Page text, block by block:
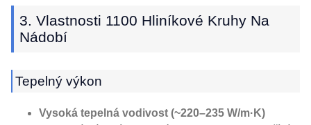
3. Vlastnosti 1100 Hliníkové Kruhy Na
Nádobí
Tepelný výkon
Vysoká tepelná vodivost (~220–235 W/m·K)